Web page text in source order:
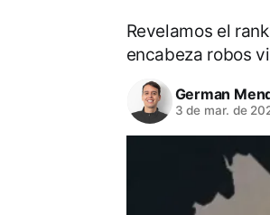
Revelamos el
encabeza robos
German
3 de mar. de